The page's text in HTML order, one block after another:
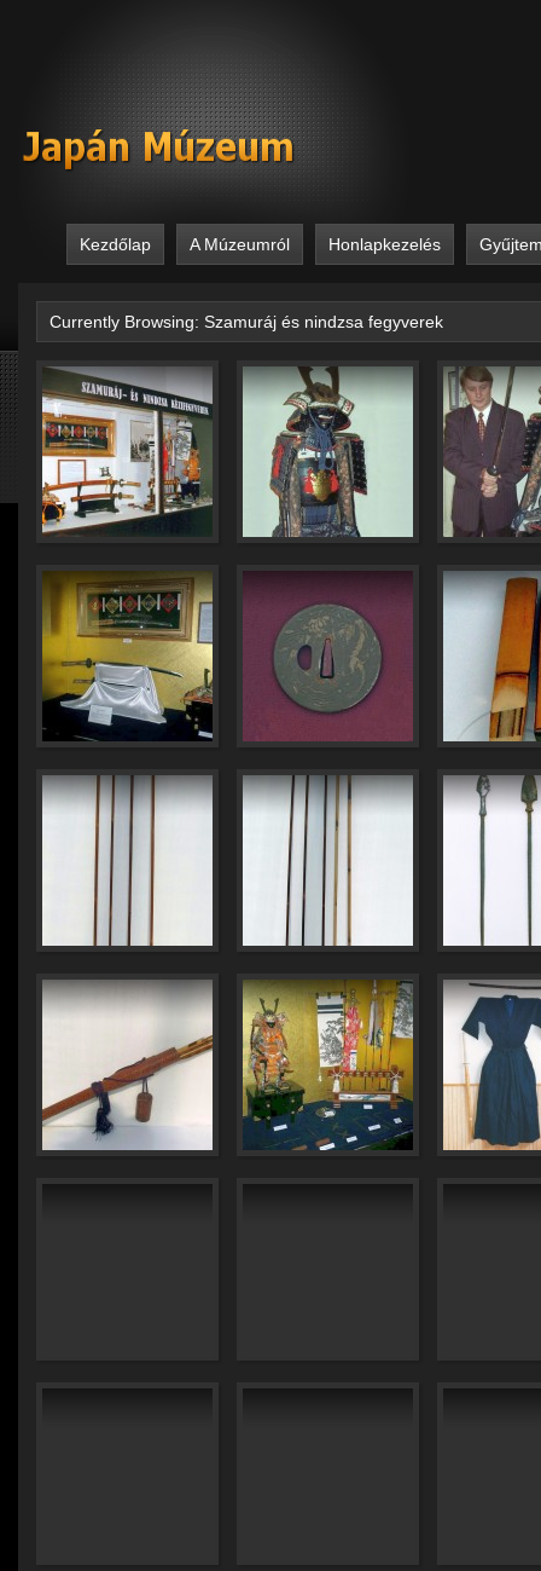
Kezdőlap A Múzeumról Honlapkezelés
Currently Browsing: Szamuráj és nindzsa fegyverek